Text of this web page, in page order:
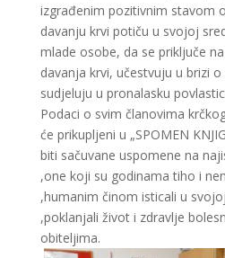
izgrađenim pozitivnim stavom
davanju krvi potiču u svojoj
mlade osobe, da se priključe
davanja krvi, učestvuju u brizi
sudjeluju u pronalasku
Podaci o svim članovima
će prikupljeni u „SPOMEN
biti sačuvane uspomene na
,one koji su godinama tiho i
,humanim činom isticali u
,poklanjali život i zdravlje
obiteljima.